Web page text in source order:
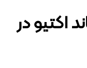
اکتیو در